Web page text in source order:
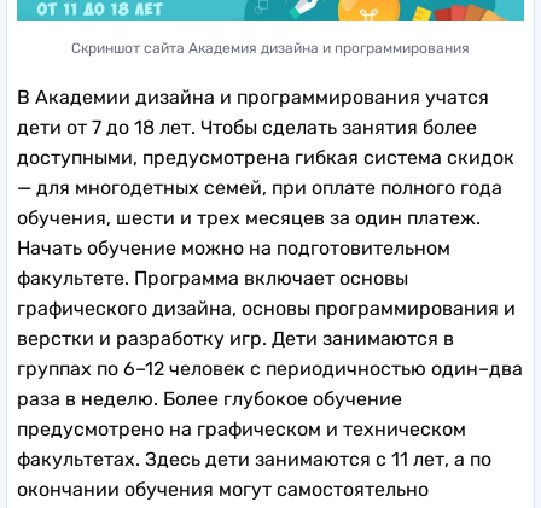
Скриншот сайта Академия дизайна и программирования
В Академии дизайна и программирования учатся
дети от 7 до 18 лет. Чтобы сделать занятия более
доступными, предусмотрена гибкая система скидок
— для многодетных семей, при оплате полного года
обучения, шести и трех месяцев за один платеж.
Начать обучение можно на подготовительном
факультете. Программа включает основы
графического дизайна, основы программирования и
верстки и разработку игр. Дети занимаются в
группах по 6–12 человек с периодичностью один–два
раза в неделю. Более глубокое обучение
предусмотрено на графическом и техническом
факультетах. Здесь дети занимаются с 11 лет, а по
окончании обучения могут самостоятельно